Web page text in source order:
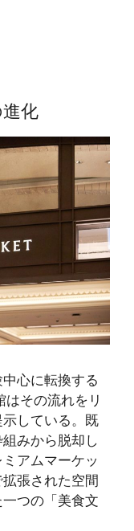
化
心に転換する
はその流れをリ
している。既
みから脱却し
アムマーケッ
張された空間
つの「美食文